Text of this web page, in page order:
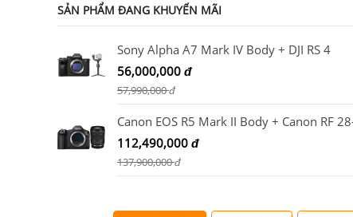
SẢN PHẨM ĐANG KHUYẾN MÃI
Sony Alpha A7 Mark IV Body + DJI RS 4
56,000,000 đ
57,990,000đ
112,490,000 đ
137,900,000đ